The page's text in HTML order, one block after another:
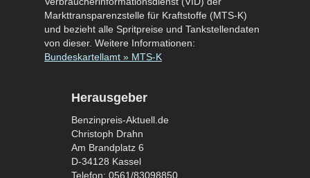
Markttransparenzstelle für Kraftstoffe (MTS-K)
und bezieht alle Spritpreise und Tankstellendaten
von dieser. Weitere Informationen:
Bundeskartellamt » MTS-K
Herausgeber
Benzinpreis-Aktuell.de
Christoph Drahn
Am Brandplatz 6
D-34128 Kassel
Telefon: 0561/83098850